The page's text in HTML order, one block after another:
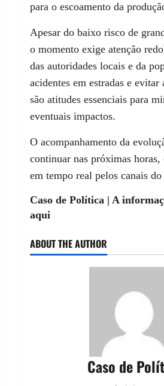
para o escoamento da
Apesar do baixo risco de
o momento exige atenção
das autoridades locais e da
acidentes em estradas e evitar
são atitudes essenciais para
eventuais impactos.
O acompanhamento da
continuar nas próximas horas,
em tempo real pelos canais
Caso de Política | A
aqui
ABOUT THE AUTHOR
Caso de